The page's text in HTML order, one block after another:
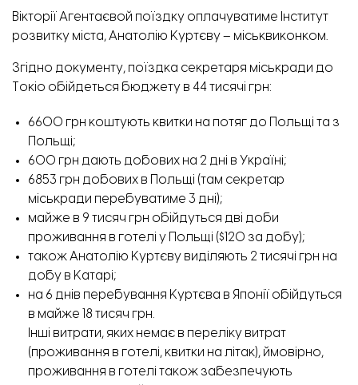
Вікторії Агентаєвой поїздку оплачуватиме Інститут
розвитку міста, Анатолію Куртєву – міськвиконком.
Згідно документу, поїздка секретаря міськради до
Токіо обійдеться бюджету в 44 тисячі грн:
6600 грн коштують квитки на потяг до Польщі та з
Польщі;
600 грн дають добових на 2 дні в Україні;
6853 грн добових в Польщі (там секретар
міськради перебуватиме 3 дні);
майже в 9 тисяч грн обійдуться дві доби
проживання в готелі у Польщі ($120 за добу);
також Анатолію Куртєву виділяють 2 тисячі грн на
добу в Катарі;
на 6 днів перебування Куртєва в Японії обійдуться
в майже 18 тисяч грн.
Інші витрати, яких немає в переліку витрат
(проживання в готелі, квитки на літак), ймовірно,
проживання в готелі також забезпечують